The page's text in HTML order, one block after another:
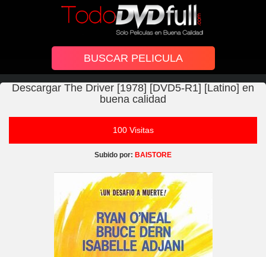
Descargar The Driver [1978] [DVD5-R1] [Latino] en
buena calidad
100 Visitas
Subido por: BAISTORE